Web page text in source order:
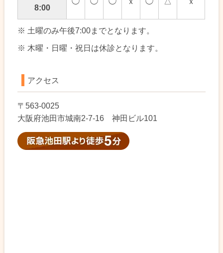
8:00
※ 土曜のみ午後7:00までとなります。
※ 木曜・日曜・祝日は休診となります。
アクセス
〒563-0025
大阪府池田市城南2-7-16 神田ビル101